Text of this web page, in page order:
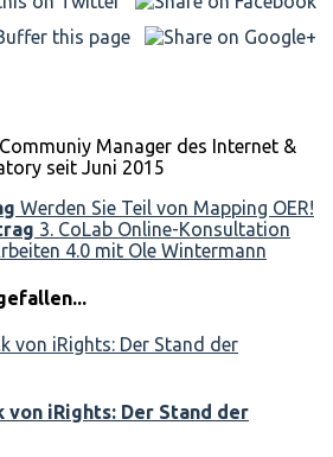
Manager des Internet &
seit Juni 2015
Werden Sie Teil von Mapping OER!
3. CoLab Online-Konsultation
4.0 mit Ole Wintermann
von iRights: Der Stand der